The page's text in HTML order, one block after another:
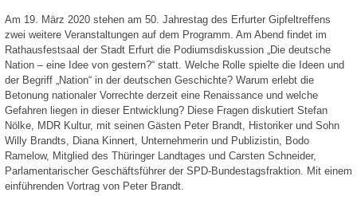
Am 19. März 2020 stehen am 50. Jahrestag des Erfurter Gipfeltreffens
zwei weitere Veranstaltungen auf dem Programm. Am Abend findet im
Rathausfestsaal der Stadt Erfurt die Podiumsdiskussion „Die deutsche
Nation – eine Idee von gestern?“ statt. Welche Rolle spielte die Ideen und
der Begriff „Nation“ in der deutschen Geschichte? Warum erlebt die
Betonung nationaler Vorrechte derzeit eine Renaissance und welche
Gefahren liegen in dieser Entwicklung? Diese Fragen diskutiert Stefan
Nölke, MDR Kultur, mit seinen Gästen Peter Brandt, Historiker und Sohn
Willy Brandts, Diana Kinnert, Unternehmerin und Publizistin, Bodo
Ramelow, Mitglied des Thüringer Landtages und Carsten Schneider,
Parlamentarischer Geschäftsführer der SPD-Bundestagsfraktion. Mit einem
einführenden Vortrag von Peter Brandt.